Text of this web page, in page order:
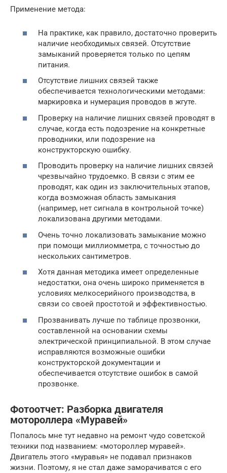
Применение метода:
На практике, как правило, достаточно проверить
наличие необходимых связей. Отсутствие
замыканий проверяется только по цепям
питания.
Отсутствие лишних связей также
обеспечивается технологическими методами:
маркировка и нумерация проводов в жгуте.
Проверку на наличие лишних связей проводят в
случае, когда есть подозрение на конкретные
проводники, или подозрение на
конструкторскую ошибку.
Проводить проверку на наличие лишних связей
чрезвычайно трудоемко. В связи с этим ее
проводят, как один из заключительных этапов,
когда возможная область замыкания
(например, нет сигнала в контрольной точке)
локализована другими методами.
Очень точно локализовать замыкание можно
при помощи миллиомметра, с точностью до
нескольких сантиметров.
Хотя данная методика имеет определенные
недостатки, она очень широко применяется в
условиях мелкосерийного производства, в
связи со своей простотой и эффективностью.
Прозванивать лучше по таблице прозвонки,
составленной на основании схемы
электрической принципиальной. В этом случае
исправляются возможные ошибки
конструкторской документации и
обеспечивается отсутствие ошибок в самой
прозвонке.
Фотоотчет: Разборка двигателя
мотороллера «Муравей»
Попалось мне тут недавно на ремонт чудо советской
техники под названием: «мотороллер муравей».
Двигатель этого «муравья» не подавал признаков
жизни. Поэтому, я не стал даже заморачиватся с его